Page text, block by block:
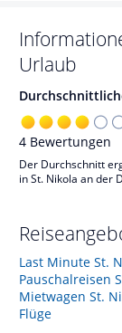
Urlaub
4 Bewertungen
Der Durchschnitt
in St. Nikola an der
Last Minute St.
Pauschalreisen
Mietwagen St.
Flüge